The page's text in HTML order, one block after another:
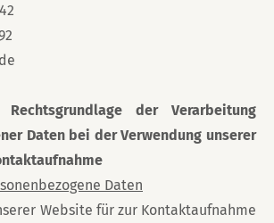
der Verarbeitung
Daten bei der Verwendung unserer
Daten
Website für zur Kontaktaufnahme